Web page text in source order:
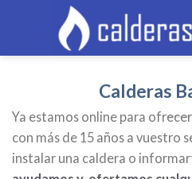
Calderas
Ya estamos online para
con más de 15 años a vuestro
instalar una caldera o